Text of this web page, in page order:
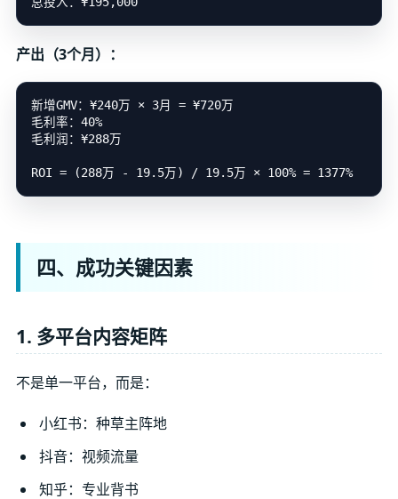
产出（3个月）：
新增GMV：¥240万 × 3月 = ¥720万
毛利率：40%
毛利润：¥288万
四、成功关键因素
1. 多平台内容矩阵
不是单一平台，而是：
小红书：种草主阵地
抖音：视频流量
知乎：专业背书